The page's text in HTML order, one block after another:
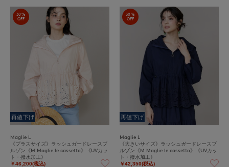
30%
OFF
再値下げ
Maglie L
《プラスサイズ》ラッシュガードレースブ
ルゾン《M Maglie le cassetto》《UVカッ
ト・撥水加工》
￥46,200(税込)
30%
OFF
再値下げ
Maglie L
《大きいサイズ》ラッシュガードレースブ
ルゾン《M Maglie le cassetto》《UVカッ
ト・撥水加工》
￥42,350(税込)